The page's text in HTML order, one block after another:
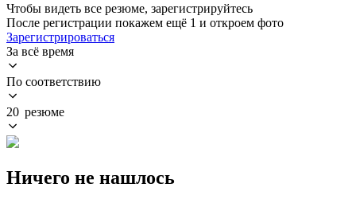
Чтобы видеть все резюме, зарегистрируйтесь
После регистрации покажем ещё 1 и откроем фото
Зарегистрироваться
За всё время
По соответствию
20 резюме
Ничего не нашлось